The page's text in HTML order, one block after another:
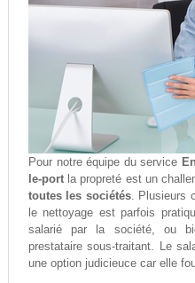
Pour notre équipe du service
le-portla propreté est un
toutes les sociétés. Plusieurs
le nettoyage est parfois
salarié par la société, ou
prestataire sous-traitant. Le
une option judicieuce car elle